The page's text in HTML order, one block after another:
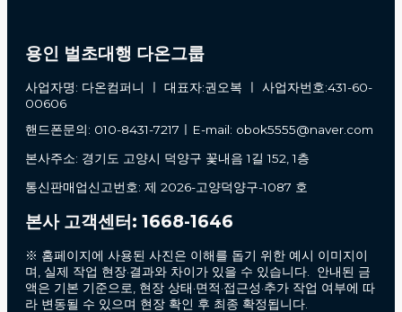
용인 벌초대행 다온그룹
사업자명: 다온컴퍼니 ㅣ 대표자:권오복 ㅣ 사업자번호:431-60-
00606
핸드폰문의: 010-8431-7217ㅣE-mail: obok5555@naver.com
본사주소: 경기도 고양시 덕양구 꽃내음 1길 152, 1층
통신판매업신고번호: 제 2026-고양덕양구-1087 호
본사 고객센터: 1668-1646
※ 홈페이지에 사용된 사진은 이해를 돕기 위한 예시 이미지이
며, 실제 작업 현장·결과와 차이가 있을 수 있습니다. 안내된 금
액은 기본 기준으로, 현장 상태·면적·접근성·추가 작업 여부에 따
라 변동될 수 있으며 현장 확인 후 최종 확정됩니다.